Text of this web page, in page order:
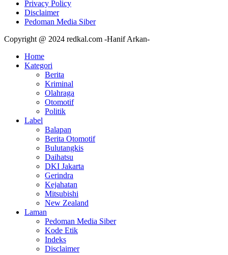
Privacy Policy
Disclaimer
Pedoman Media Siber
Copyright @ 2024 redkal.com -Hanif Arkan-
Home
Kategori
Berita
Kriminal
Olahraga
Otomotif
Politik
Label
Balapan
Berita Otomotif
Bulutangkis
Daihatsu
DKI Jakarta
Gerindra
Kejahatan
Mitsubishi
New Zealand
Laman
Pedoman Media Siber
Kode Etik
Indeks
Disclaimer